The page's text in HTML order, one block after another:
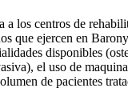
a los centros de
que ejercen en
disponibles
el uso de
de pacientes